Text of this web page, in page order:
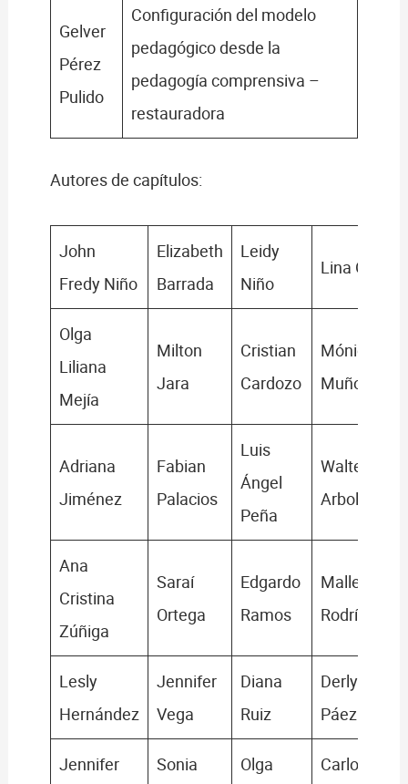
Gelver
Pérez
Pulido
Configuración del modelo
pedagógico desde la
pedagogía comprensiva –
restauradora
Autores de capítulos:
John
Fredy Niño
Elizabeth
Barrada
Leidy
Niño
Lina Ortiz
Olga
Liliana
Mejía
Milton
Jara
Cristian
Cardozo
Mónica
Muñoz
Adriana
Jiménez
Fabian
Palacios
Luis
Ángel
Peña
Walter
Arboleda
Ana
Cristina
Zúñiga
Saraí
Ortega
Edgardo
Ramos
Mallerlyn
Rodríguez
Lesly
Hernández
Jennifer
Vega
Diana
Ruiz
Derly
Páez
Jennifer
Sonia
Olga
Carlos W.